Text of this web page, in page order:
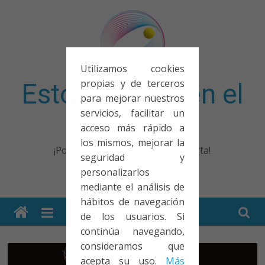
Utilizamos cookies
propias y de terceros
para mejorar nuestros
servicios, facilitar un
acceso más rápido a
los mismos, mejorar la
seguridad y
personalizarlos
mediante el análisis de
hábitos de navegación
de los usuarios. Si
continúa navegando,
consideramos que
acepta su uso. Más
Esto no entra en el
examen
¡Porque no solo el examen importa!